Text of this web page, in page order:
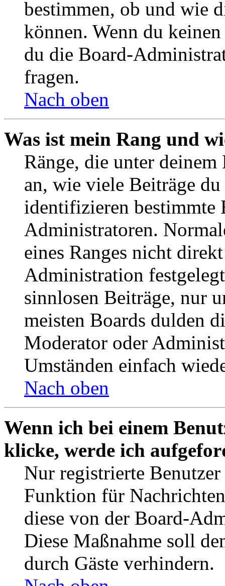
bestimmen, ob und wie
können. Wenn du
du die Board-
fragen.
Nach oben
Was ist mein Rang und
Ränge, die unter deinem
an, wie viele Beiträge
identifizieren bestimmte
Administratoren.
eines Ranges nicht
Administration
sinnlosen Beiträge, nur
meisten Boards dulden
Moderator oder
Umständen einfach
Nach oben
Wenn ich bei einem
klicke, werde ich
Nur registrierte
Funktion für
diese von der Board-
Diese Maßnahme soll
durch Gäste verhindern.